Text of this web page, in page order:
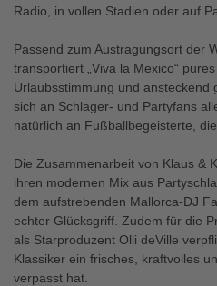
Radio, in vollen Stadien oder auf
Passend zum Austragungsort der
transportiert „Viva la Mexico“
Urlaubsstimmung und ansteckend
sich an Schlager- und Partyfans
natürlich an Fußballbegeisterte,
Die Zusammenarbeit von Klaus &
ihren modernen Mix aus
dem aufstrebenden Mallorca-DJ
echter Glücksgriff. Zudem für die
als Starproduzent Olli deVille
Klassiker ein frisches, kraftvolles
verpasst hat.